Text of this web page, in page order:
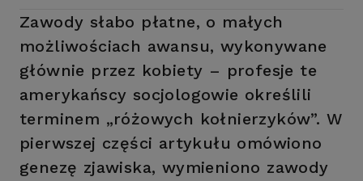
Zawody słabo płatne, o małych
możliwościach awansu, wykonywane
głównie przez kobiety – profesje te
amerykańscy socjologowie określili
terminem „różowych kołnierzyków”. W
pierwszej części artykułu omówiono
genezę zjawiska, wymieniono zawody